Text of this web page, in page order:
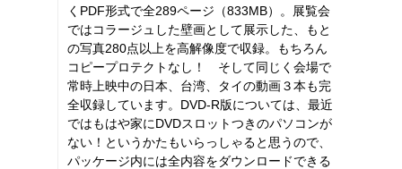
くPDF形式で全289ページ（833MB）。展覧会
ではコラージュした壁画として展示した、もと
の写真280点以上を高解像度で収録。もちろん
コピープロテクトなし！ そして同じく会場で
常時上映中の日本、台湾、タイの動画３本も完
全収録しています。DVD-R版については、最近
ではもはや家にDVDスロットつきのパソコンが
ない！というかたもいらっしゃると思うので、
パッケージ内には全内容をダウンロードできる